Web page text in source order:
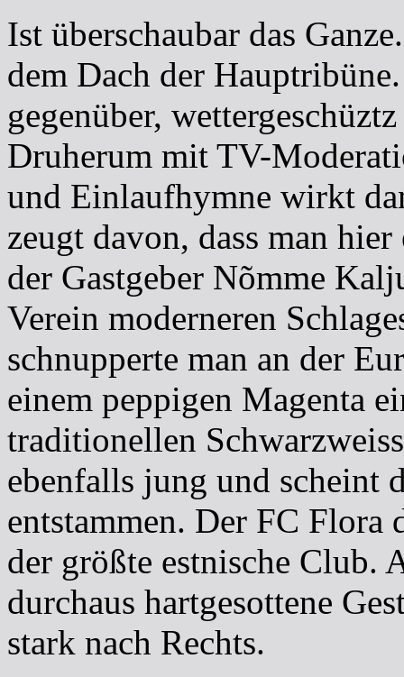
Ist überschaubar das
dem Dach der
gegenüber,
Druherum mit TV-
und Einlaufhymne wirkt
zeugt davon, dass man
der Gastgeber Nõmme
Verein moderneren
schnupperte man an der
einem peppigen Magenta
traditionellen
ebenfalls jung und scheint
entstammen. Der FC Flora
der größte estnische Club.
durchaus hartgesottene
stark nach Rechts.